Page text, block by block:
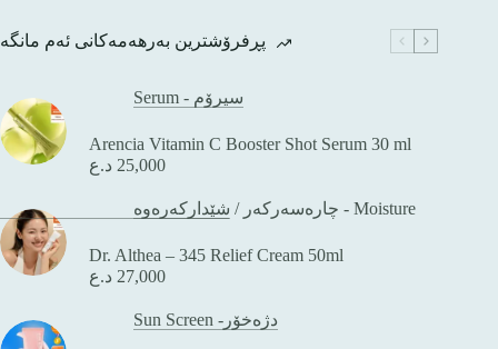
پڕفرۆشترین بەرهەمەکانی ئەم مانگە
Serum - سیرۆم
Arencia Vitamin C Booster Shot Serum 30 ml
25,000 د.ع
چارەسەرکەر / شێدارکەرەوە - Moisture
Dr. Althea – 345 Relief Cream 50ml
27,000 د.ع
Sun Screen -دژەخۆر